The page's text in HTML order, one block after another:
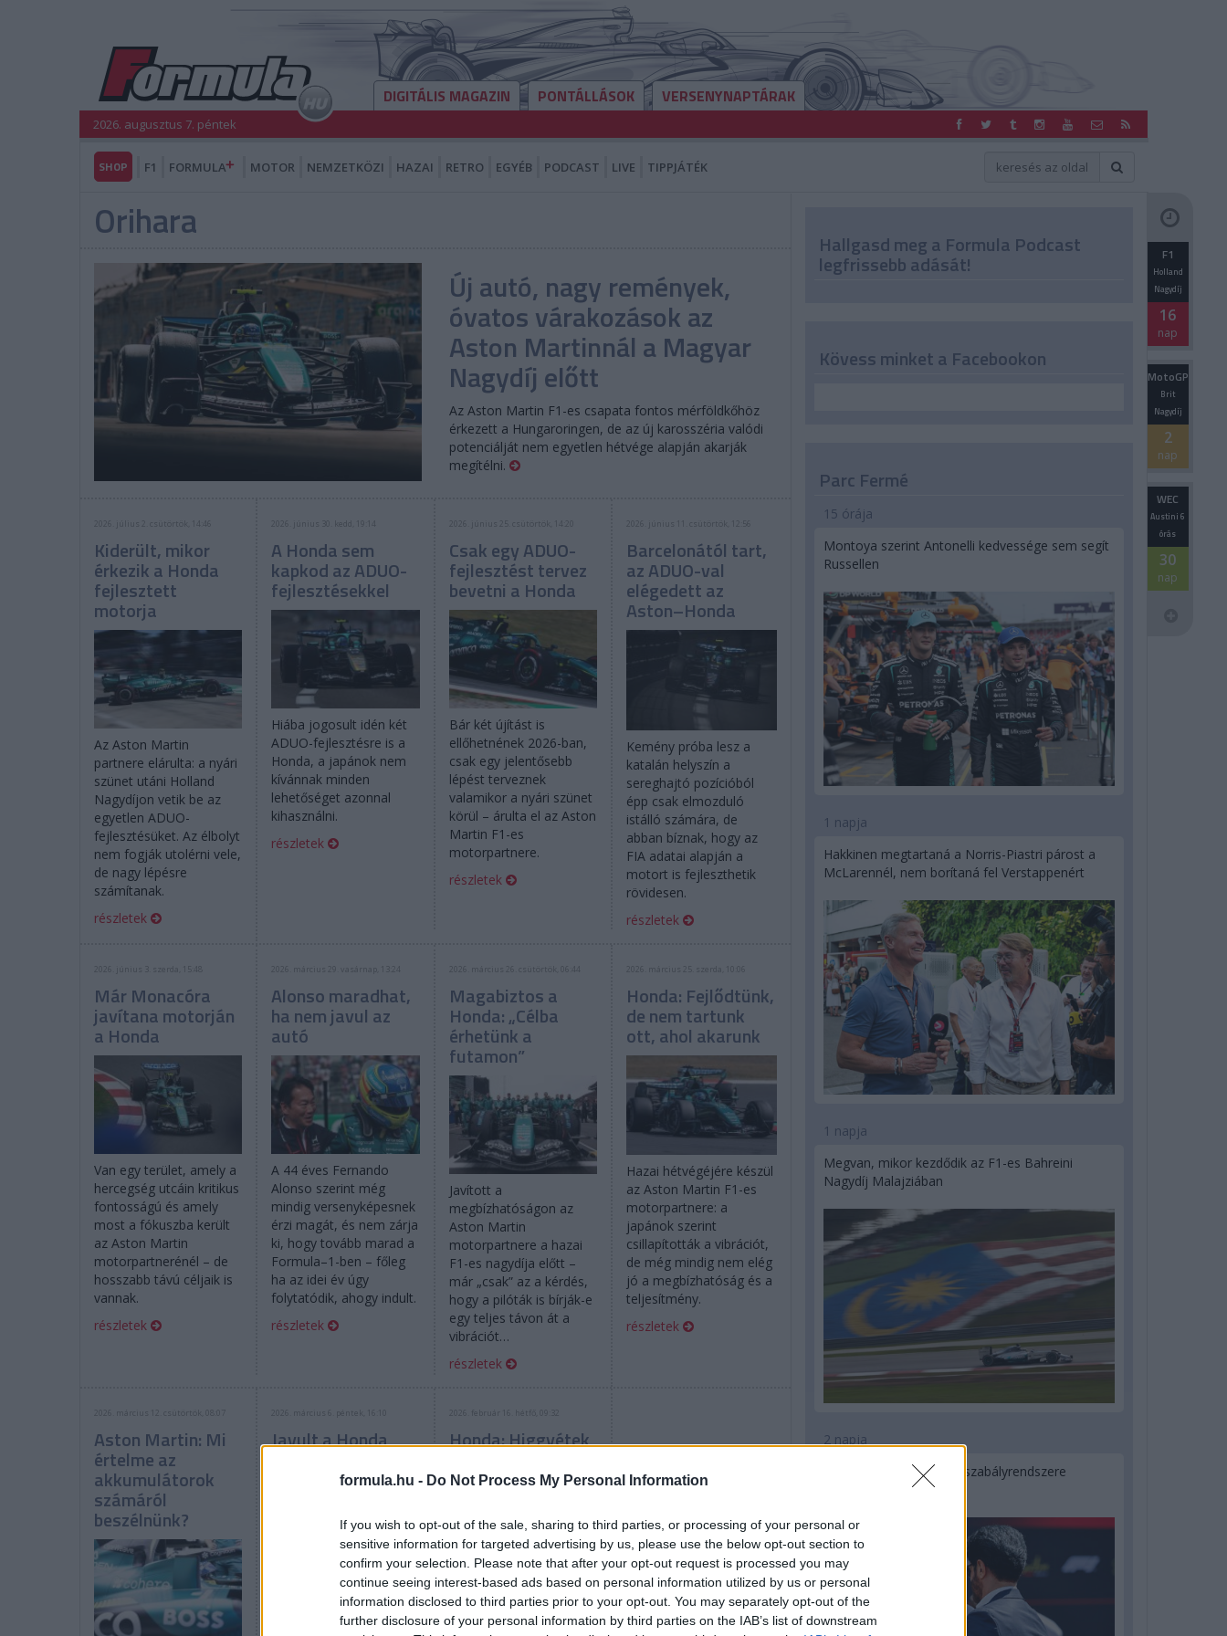
formula.hu - Do Not Process My Personal Information
If you wish to opt-out of the sale, sharing to third parties, or processing of your personal or
sensitive information for targeted advertising by us, please use the below opt-out section to
confirm your selection. Please note that after your opt-out request is processed you may
continue seeing interest-based ads based on personal information utilized by us or personal
information disclosed to third parties prior to your opt-out. You may separately opt-out of the
further disclosure of your personal information by third parties on the IAB’s list of downstream
DIGITÁLIS MAGAZIN PONTÁLLÁSOK VERSENYNAPTÁRAK
2026. augusztus 7. péntek
SHOP F1 FORMULA MOTOR NEMZETKÖZI HAZAI RETRO EGYÉB PODCAST LIVE TIPPJÁTÉK
Orihara
Új autó, nagy remények,
óvatos várakozások az
Aston Martinnál a Magyar
Nagydíj előtt
Az Aston Martin F1-es csapata fontos mérföldkőhöz
érkezett a Hungaroringen, de az új karosszéria valódi
potenciálját nem egyetlen hétvége alapján akarják
megítélni.
2026. július 2. csütörtök, 14:46
Kiderült, mikor
érkezik a Honda
fejlesztett
motorja
Az Aston Martin
partnere elárulta: a nyári
szünet utáni Holland
Nagydíjon vetik be az
egyetlen ADUO-
fejlesztésüket. Az élbolyt
nem fogják utolérni vele,
de nagy lépésre
számítanak.
részletek
2026. június 30. kedd, 19:14
A Honda sem
kapkod az ADUO-
fejlesztésekkel
Hiába jogosult idén két
ADUO-fejlesztésre is a
Honda, a japánok nem
kívánnak minden
lehetőséget azonnal
kihasználni.
részletek
2026. június 25. csütörtök, 14:20
Csak egy ADUO-
fejlesztést tervez
bevetni a Honda
Bár két újítást is
ellőhetnének 2026-ban,
csak egy jelentősebb
lépést terveznek
valamikor a nyári szünet
körül – árulta el az Aston
Martin F1-es
motorpartnere.
részletek
2026. június 11. csütörtök, 12:56
Barcelonától tart,
az ADUO-val
elégedett az
Aston–Honda
Kemény próba lesz a
katalán helyszín a
sereghajtó pozícióból
épp csak elmozduló
istálló számára, de
abban bíznak, hogy az
FIA adatai alapján a
motort is fejleszthetik
rövidesen.
részletek
2026. június 3. szerda, 15:48
Már Monacóra
javítana motorján
a Honda
Van egy terület, amely a
hercegség utcáin kritikus
fontosságú és amely
most a fókuszba került
az Aston Martin
motorpartnerénél – de
hosszabb távú céljaik is
vannak.
részletek
2026. március 29. vasárnap, 13:24
Alonso maradhat,
ha nem javul az
autó
A 44 éves Fernando
Alonso szerint még
mindig versenyképesnek
érzi magát, és nem zárja
ki, hogy tovább marad a
Formula–1-ben – főleg
ha az idei év úgy
folytatódik, ahogy indult.
részletek
2026. március 26. csütörtök, 06:44
Magabiztos a
Honda: „Célba
érhetünk a
futamon”
Javított a
megbízhatóságon az
Aston Martin
motorpartnere a hazai
F1-es nagydíja előtt –
már „csak” az a kérdés,
hogy a pilóták is bírják-e
egy teljes távon át a
vibrációt…
részletek
2026. március 25. szerda, 10:06
Honda: Fejlődtünk,
de nem tartunk
ott, ahol akarunk
Hazai hétvégéjére készül
az Aston Martin F1-es
motorpartnere: a
japánok szerint
csillapították a vibrációt,
de még mindig nem elég
jó a megbízhatóság és a
teljesítmény.
részletek
2026. március 12. csütörtök, 08:07
Aston Martin: Mi
értelme az
akkumulátorok
számáról
beszélnünk?
2026. március 6. péntek, 16:10
Javult a Honda
látják a jeleket
Kezd megoldódni az
Aston Martin és a Honda
2026. február 16. hétfő, 09:32
Honda: Higgyétek
nyomjuk!
Nem tagadja a japán
motorgyártó, hogy
Hallgasd meg a Formula Podcast
legfrissebb adását! F1
Holland
Nagydíj
16
nap
MotoGP
Brit
Nagydíj
2
nap
WEC
Austini 6
órás
30
nap
Kövess minket a Facebookon
Parc Fermé
15 órája
Montoya szerint Antonelli kedvessége sem segít
Russellen
1 napja
Hakkinen megtartaná a Norris-Piastri párost a
McLarennél, nem borítaná fel Verstappenért
1 napja
Megvan, mikor kezdődik az F1-es Bahreini
Nagydíj Malajziában
2 napja
Ilyen lehet a jövő F1-es szabályrendszere
Domenicali szerint